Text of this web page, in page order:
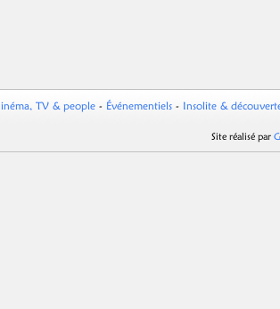
TV & people - Événementiels - Insolite &
Site réalisé par